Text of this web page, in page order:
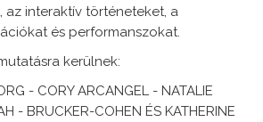
az interaktív történeteket, a
és performanszokat.
kerülnek:
- CORY ARCANGEL - NATALIE
- BRUCKER-COHEN ÉS KATHERINE